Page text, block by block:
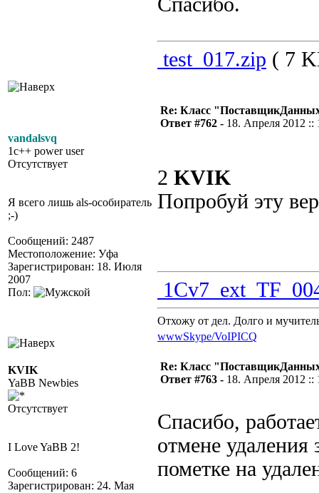
test_017.zip ( 7
vandalsvq
1c++ power user
Отсутствует
Я всего лишь als-особиратель
;-)
Сообщений: 2487
Местоположение: Уфа
Зарегистрирован: 18. Июля
2007
Пол:
Re: Класс
Ответ #762 - 18. Апреля 2012 ::
2 KVIK
Попробуй эту
Отхожу от дел. Долго и
wwwSkype/VoIPICQ
KVIK
YaBB Newbies
Отсутствует
I Love YaBB 2!
Сообщений: 6
Зарегистрирован: 24. Мая
Re: Класс
Ответ #763 - 18. Апреля 2012 ::
Спасибо,
отмене удаления
пометке на